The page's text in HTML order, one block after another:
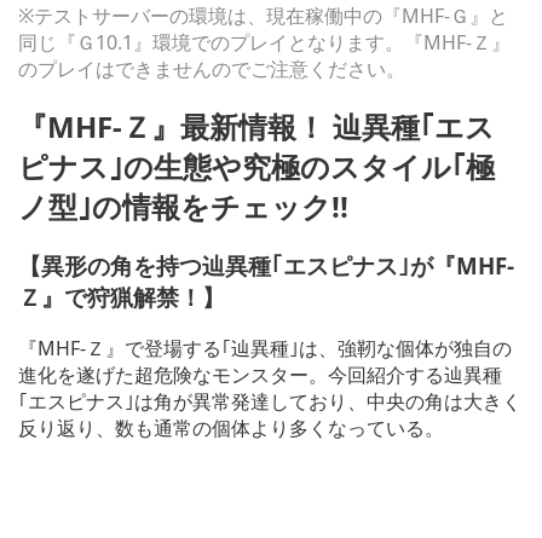
※テストサーバーの環境は、現在稼働中の『MHF-Ｇ』と
同じ『Ｇ10.1』環境でのプレイとなります。『MHF-Ｚ』
のプレイはできませんのでご注意ください。
『MHF-Ｚ』最新情報！ 辿異種｢エス
ピナス｣の生態や究極のスタイル｢極
ノ型｣の情報をチェック!!
【異形の角を持つ辿異種｢エスピナス｣が『MHF-
Ｚ』で狩猟解禁！】
『MHF-Ｚ』で登場する｢辿異種｣は、強靭な個体が独自の
進化を遂げた超危険なモンスター。今回紹介する辿異種
｢エスピナス｣は角が異常発達しており、中央の角は大きく
反り返り、数も通常の個体より多くなっている。